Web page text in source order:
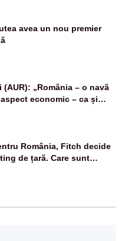
avea un nou premier
(AUR): „România – o navă
economic – ca și
din ultimii 36 de
România, Fitch decide
de țară. Care sunt
la categoria „junk”